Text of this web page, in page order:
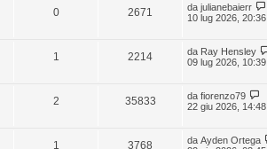
0 2671 da julianebaierr
10 lug 2026, 20:36
1 2214 da Ray Hensley
09 lug 2026, 10:39
2 35833 da fiorenzo79
22 giu 2026, 14:48
1 3768 da Ayden Ortega